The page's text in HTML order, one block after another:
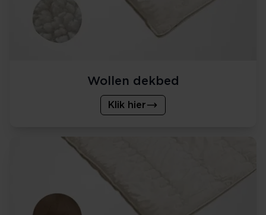
Wollen dekbed
Klik hier